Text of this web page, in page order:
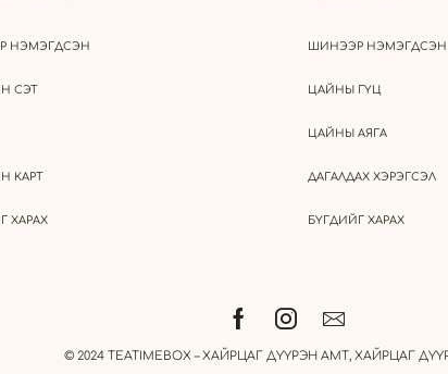
НЭМЭГДСЭН
СЭТ
КАРТ
ХАРАХ
ШИНЭЭР НЭМЭГДСЭН
ЦАЙНЫ ГҮЦ
ЦАЙНЫ АЯГА
ДАГАЛДАХ ХЭРЭГСЭЛ
БҮГДИЙГ ХАРАХ
© 2024 TEATIMEBOX – ХАЙРЦАГ ДҮҮРЭН АМТ, ХАЙРЦАГ